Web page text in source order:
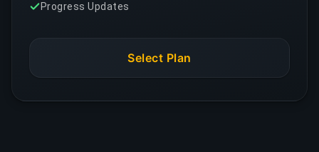
Progress Updates
Select Plan